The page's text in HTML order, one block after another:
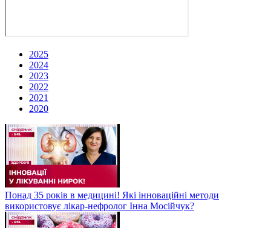
2025
2024
2023
2022
2021
2020
Понад 35 років в медицині! Які інноваційні методи
використовує лікар-нефролог Інна Мосійчук?